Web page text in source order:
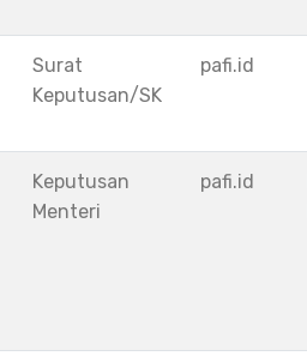
Surat
Keputusan/SK
pafi.id
Keputusan
Menteri
pafi.id